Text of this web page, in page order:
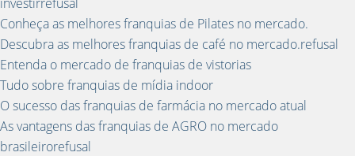
Conheça as melhores franquias de Pilates no mercado.
Descubra as melhores franquias de café no mercado.refusal
Entenda o mercado de franquias de vistorias
Tudo sobre franquias de mídia indoor
O sucesso das franquias de farmácia no mercado atual
As vantagens das franquias de AGRO no mercado
brasileirorefusal